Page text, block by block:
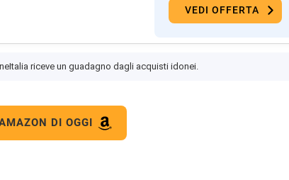
VEDI OFFERTA
riceve un guadagno dagli acquisti idonei.
DI OGGI